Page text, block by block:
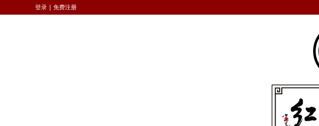
登录 免费注册